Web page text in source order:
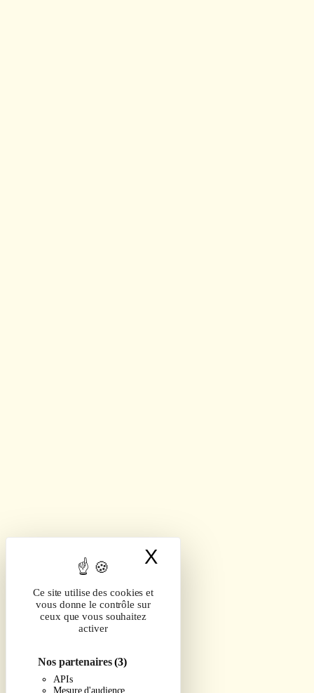
Ce site utilise des cookies et
vous donne le contrôle sur
ceux que vous souhaitez
activer
Nos partenaires(3)
APIs
Mesure d'audience
X